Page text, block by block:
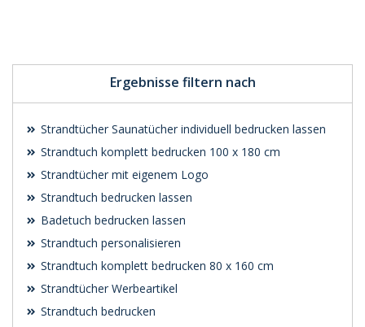
Ergebnisse filtern nach
Strandtücher Saunatücher individuell bedrucken lassen
Strandtuch komplett bedrucken 100 x 180 cm
Strandtücher mit eigenem Logo
Strandtuch bedrucken lassen
Badetuch bedrucken lassen
Strandtuch personalisieren
Strandtuch komplett bedrucken 80 x 160 cm
Strandtücher Werbeartikel
Strandtuch bedrucken